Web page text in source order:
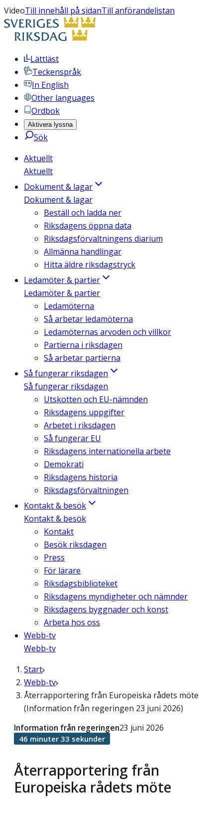
VideoTill innehåll på sidanTill anförandelistan
Lättläst
Teckenspråk
In English
Other languages
Ordbok
Aktivera lyssna
Sök
Aktuellt
Aktuellt
Dokument & lagar
Dokument & lagar
Beställ och ladda ner
Riksdagens öppna data
Riksdagsförvaltningens diarium
Allmänna handlingar
Hitta äldre riksdagstryck
Ledamöter & partier
Ledamöter & partier
Ledamöterna
Så arbetar ledamöterna
Ledamöternas arvoden och villkor
Partierna i riksdagen
Så arbetar partierna
Så fungerar riksdagen
Så fungerar riksdagen
Utskotten och EU-nämnden
Riksdagens uppgifter
Arbetet i riksdagen
Så fungerar EU
Riksdagens internationella arbete
Demokrati
Riksdagens historia
Riksdagsförvaltningen
Kontakt & besök
Kontakt & besök
Kontakt
Besök riksdagen
Press
För lärare
Riksdagsbiblioteket
Riksdagens myndigheter och nämnder
Riksdagens byggnader och konst
Arbeta hos oss
Webb-tv
Webb-tv
Start
Webb-tv
Återrapportering från Europeiska rådets möte
(Information från regeringen 23 juni 2026)
Återrapportering från
Europeiska rådets möte
Information från regeringen23 juni 2026
46 minuter 33 sekunder